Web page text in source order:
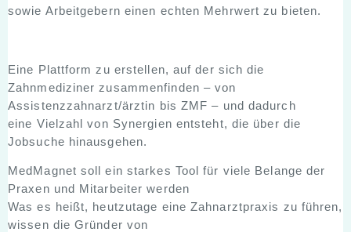
sowie Arbeitgebern einen echten Mehrwert zu bieten.
Eine Plattform zu erstellen, auf der sich die
Zahnmediziner zusammenfinden – von
Assistenzzahnarzt/ärztin bis ZMF – und dadurch
eine Vielzahl von Synergien entsteht, die über die
Jobsuche hinausgehen.
MedMagnet soll ein starkes Tool für viele Belange der
Praxen und Mitarbeiter werden
Was es heißt, heutzutage eine Zahnarztpraxis zu führen,
wissen die Gründer von